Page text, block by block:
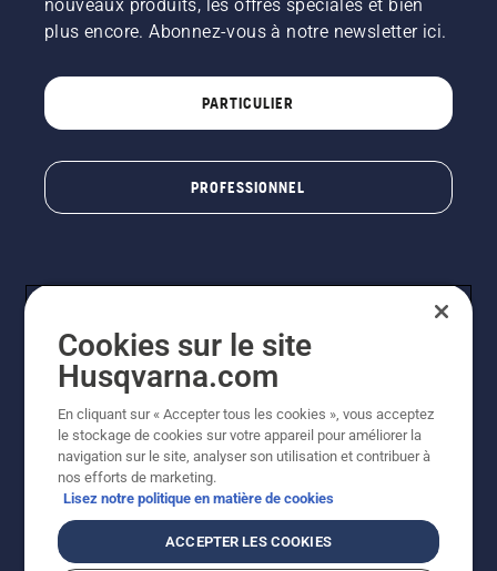
nouveaux produits, les offres spéciales et bien
plus encore. Abonnez-vous à notre newsletter ici.
PARTICULIER
PROFESSIONNEL
© Husqvarna AB (publ). Tous droits réservés. Les prix
indiqués sont à titre indicatif de Husqvarna Schweiz AG
aux revendeurs participants, prix en CHF, TVA 8,1 % et
TAR incluses. Sous réserve de modification. Tous les
prix indiqués sont des prix de vente recommandés (TVA
incluse), sauf si le produit est disponible pour un achat
Cookies sur le site
Husqvarna.com
En cliquant sur « Accepter tous les cookies », vous acceptez
le stockage de cookies sur votre appareil pour améliorer la
navigation sur le site, analyser son utilisation et contribuer à
nos efforts de marketing.
Lisez notre politique en matière de cookies
ACCEPTER LES COOKIES